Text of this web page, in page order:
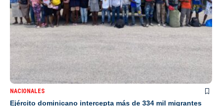
NACIONALES
Ejército dominicano intercepta más de 334 mil migrantes